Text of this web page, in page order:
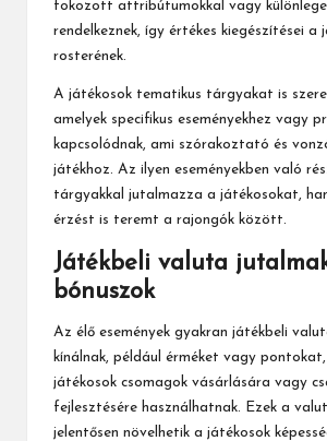
fokozott attribútumokkal vagy
rendelkeznek, így értékes kiegészítései a
rosterének.
A játékosok tematikus tárgyakat is
amelyek specifikus eseményekhez vagy
kapcsolódnak, ami szórakoztató és
játékhoz. Az ilyen eseményekben való
tárgyakkal jutalmazza a játékosokat,
érzést is teremt a rajongók között.
Játékbeli valuta
bónuszok
Az élő események gyakran játékbeli
kínálnak, például érméket vagy
játékosok csomagok vásárlására vagy
fejlesztésére használhatnak. Ezek a
jelentősen növelhetik a játékosok